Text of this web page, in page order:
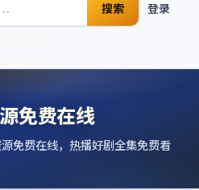
搜索 登录
免费在线
免费在线，热播好剧全集免费看